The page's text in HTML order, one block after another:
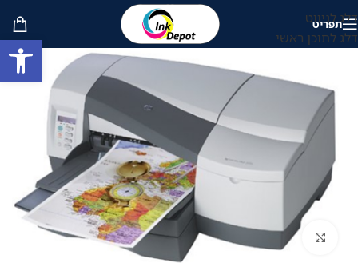
דלג לניווט
דלג לתוכן ראשי
תפריט
לחץ להגדלה
פתח